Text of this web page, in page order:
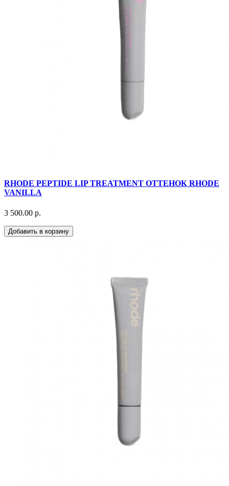
RHODE PEPTIDE LIP TREATMENT ОТТЕНОК RHODE
VANILLA
3 500.00 р.
Добавить в корзину